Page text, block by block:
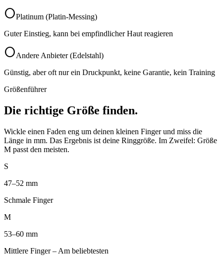
circlePlatinum (Platin-Messing)
Guter Einstieg, kann bei empfindlicher Haut reagieren
circleAndere Anbieter (Edelstahl)
Günstig, aber oft nur ein Druckpunkt, keine Garantie, kein Training
Größenführer
Die richtige Größe finden.
Wickle einen Faden eng um deinen kleinen Finger und miss die
Länge in mm. Das Ergebnis ist deine Ringgröße. Im Zweifel: Größe
M passt den meisten.
S
47–52 mm
Schmale Finger
M
53–60 mm
Mittlere Finger – Am beliebtesten